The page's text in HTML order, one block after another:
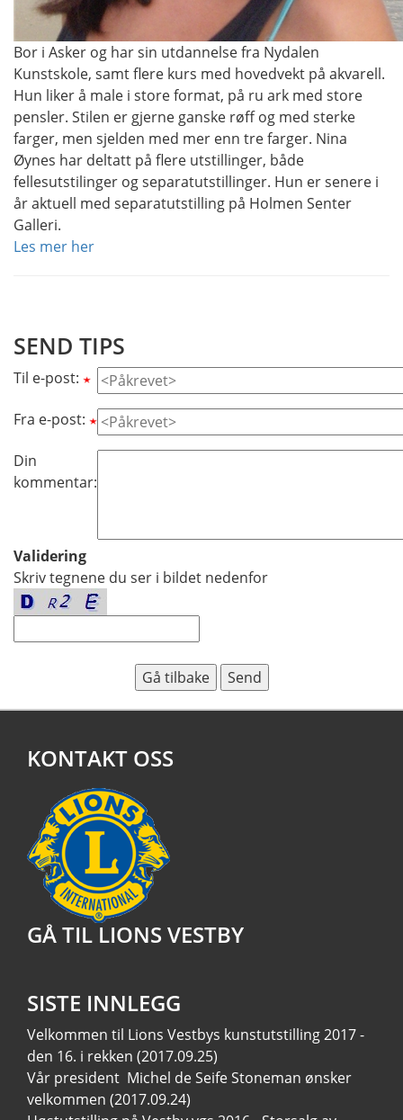
Bor i Asker og har sin utdannelse fra Nydalen
Kunstskole, samt flere kurs med hovedvekt på akvarell.
Hun liker å male i store format, på ru ark med store
pensler. Stilen er gjerne ganske røff og med sterke
farger, men sjelden med mer enn tre farger. Nina
Øynes har deltatt på flere utstillinger, både
fellesutstilinger og separatutstillinger. Hun er senere i
år aktuell med separatutstilling på Holmen Senter
Galleri.
Les mer her
SEND TIPS
Til e-post:
Fra e-post:
Din
kommentar:
Validering
Skriv tegnene du ser i bildet nedenfor
KONTAKT OSS
GÅ TIL LIONS VESTBY
SISTE INNLEGG
Velkommen til Lions Vestbys kunstutstilling 2017 -
den 16. i rekken (2017.09.25)
Vår president Michel de Seife Stoneman ønsker
velkommen (2017.09.24)